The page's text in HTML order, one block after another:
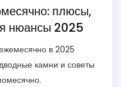
плюсы,
нюансы 2025
в 2025
камни и советы